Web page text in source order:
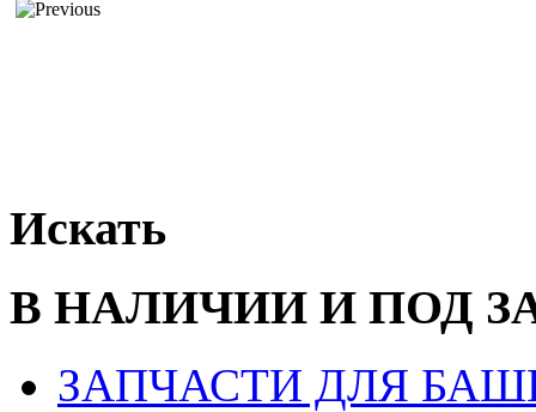
Искать
В НАЛИЧИИ И ПОД
ЗАПЧАСТИ ДЛЯ